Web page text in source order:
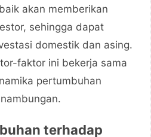
akan memberikan
sehingga dapat
domestik dan asing.
faktor ini bekerja sama
pertumbuhan
terhadap